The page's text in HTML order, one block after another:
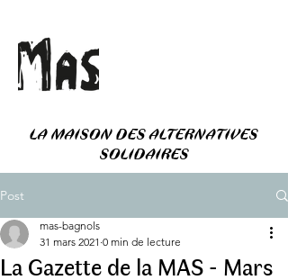
LA MAISON DES ALTERNATIVES
SOLIDAIRES
Post
La Gazette de la MAS - Mars
mas-bagnols
31 mars 2021 0 min de lecture